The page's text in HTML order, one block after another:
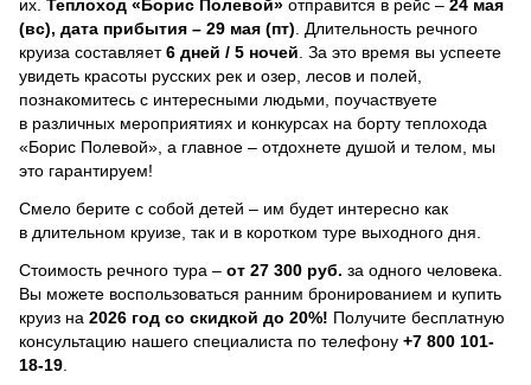
их. Теплоход «Борис Полевой» отправится в рейс – 24 мая
(вс), дата прибытия – 29 мая (пт) . Длительность речного
круиза составляет6 дней / 5 ночей За это время вы успеете
увидеть красоты русских рек и озер, лесов и полей,
познакомитесь с интересными людьми, поучаствуете
в различных мероприятиях и конкурсах на борту теплохода
«Борис Полевой», а главное – отдохнете душой и телом, мы
это гарантируем!
Смело берите с собой детей – им будет интересно как
в длительном круизе, так и в коротком туре выходного дня.
Стоимость речного тура – от 27 300 руб. за одного человека.
Вы можете воспользоваться ранним бронированием и купить
круиз на 2026 год со скидкой до 20%! Получите бесплатную
консультацию нашего специалиста по телефону +7 800 101-
18-19